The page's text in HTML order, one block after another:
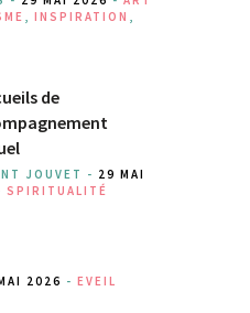
, INSPIRATION ,
de
JOUVET - 29 MAI
SPIRITUALITÉ
2026 - EVEIL